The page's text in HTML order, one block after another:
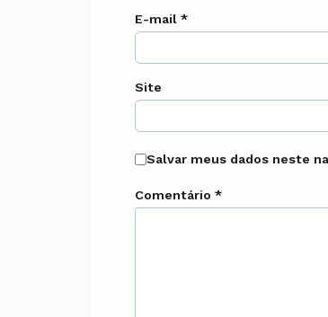
E-mail *
Site
Salvar meus dados neste
Comentário *